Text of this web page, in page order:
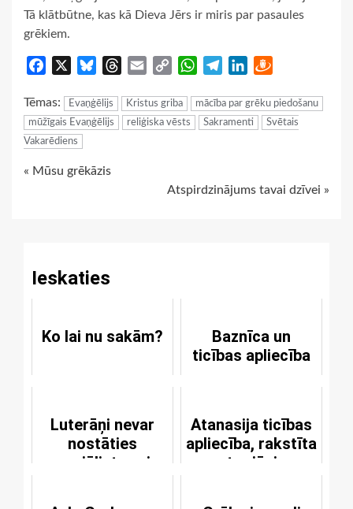
Tā klātbūtne, kas kā Dieva Jērs ir miris par pasaules
grēkiem.
Facebook BlueskyThreads
Email
Copy
WhatsApp
TelegramLinkedIn
Tēmas: Evaņģēlijs Kristus griba
mācība par grēku piedošanu
mūžīgais Evaņģēlijs
reliģiska vēsts Sakramenti
Svētais
Vakarēdiens
Continue
« Mūsu grēkāzis
Atspirdzinājums tavai dzīvei »
Ieskaties
Ko lai nu sakām?
Baznīca un
ticības apliecība
Luterāņi nevar
nostāties
sociālistu vai
Atanasija ticības
apliecība, rakstīta
pret ariāņiem